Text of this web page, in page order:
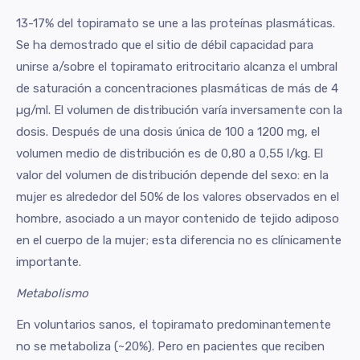
13-17% del topiramato se une a las proteínas plasmáticas.
Se ha demostrado que el sitio de débil capacidad para
unirse a/sobre el topiramato eritrocitario alcanza el umbral
de saturación a concentraciones plasmáticas de más de 4
µg/ml. El volumen de distribución varía inversamente con la
dosis. Después de una dosis única de 100 a 1200 mg, el
volumen medio de distribución es de 0,80 a 0,55 l/kg. El
valor del volumen de distribución depende del sexo: en la
mujer es alrededor del 50% de los valores observados en el
hombre, asociado a un mayor contenido de tejido adiposo
en el cuerpo de la mujer; esta diferencia no es clínicamente
importante.
Metabolismo
En voluntarios sanos, el topiramato predominantemente
no se metaboliza (~20%). Pero en pacientes que reciben